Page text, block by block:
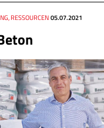
RESSOURCEN 05.07.2021